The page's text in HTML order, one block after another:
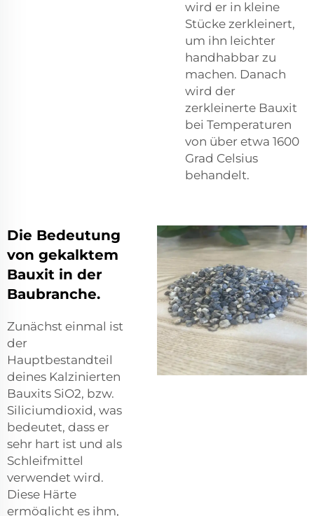
wird er in kleine
Stücke zerkleinert,
um ihn leichter
handhabbar zu
machen. Danach
wird der
zerkleinerte Bauxit
bei Temperaturen
von über etwa 1600
Grad Celsius
behandelt.
Die Bedeutung
von gekalktem
Bauxit in der
Baubranche.
Zunächst einmal ist
der
Hauptbestandteil
deines Kalzinierten
Bauxits SiO2, bzw.
Siliciumdioxid, was
bedeutet, dass er
sehr hart ist und als
Schleifmittel
verwendet wird.
Diese Härte
ermöglicht es ihm,